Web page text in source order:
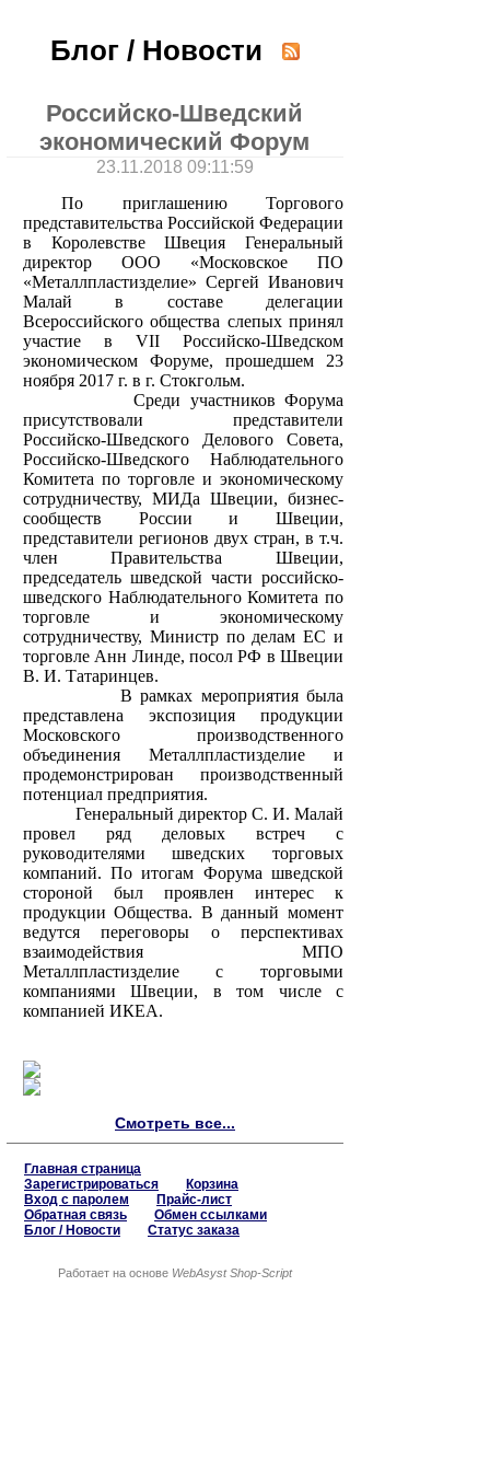
Блог / Новости
Российско-Шведский
экономический Форум
23.11.2018 09:11:59
По приглашению Торгового
представительства Российской Федерации
в Королевстве Швеция Генеральный
директор ООО «Московское ПО
«Металлпластизделие» Сергей Иванович
Малай в составе делегации
Всероссийского общества слепых принял
участие в VII Российско-Шведском
экономическом Форуме, прошедшем 23
ноября 2017 г. в г. Стокгольм.
Среди участников Форума
присутствовали представители
Российско-Шведского Делового Совета,
Российско-Шведского Наблюдательного
Комитета по торговле и экономическому
сотрудничеству, МИДа Швеции, бизнес-
сообществ России и Швеции,
представители регионов двух стран, в т.ч.
член Правительства Швеции,
председатель шведской части российско-
шведского Наблюдательного Комитета по
торговле и экономическому
сотрудничеству, Министр по делам ЕС и
торговле Анн Линде, посол РФ в Швеции
В. И. Татаринцев.
В рамках мероприятия была
представлена экспозиция продукции
Московского производственного
объединения Металлпластизделие и
продемонстрирован производственный
потенциал предприятия.
Генеральный директор С. И. Малай
провел ряд деловых встреч с
руководителями шведских торговых
компаний. По итогам Форума шведской
стороной был проявлен интерес к
продукции Общества. В данный момент
ведутся переговоры о перспективах
взаимодействия МПО
Металлпластизделие с торговыми
компаниями Швеции, в том числе с
компанией ИКЕА.
Смотреть все...
Главная страница
Зарегистрироваться
Корзина
Вход с паролем
Прайс-лист
Обратная связь
Обмен ссылками
Блог / Новости
Статус заказа
Работает на основе WebAsyst Shop-Script